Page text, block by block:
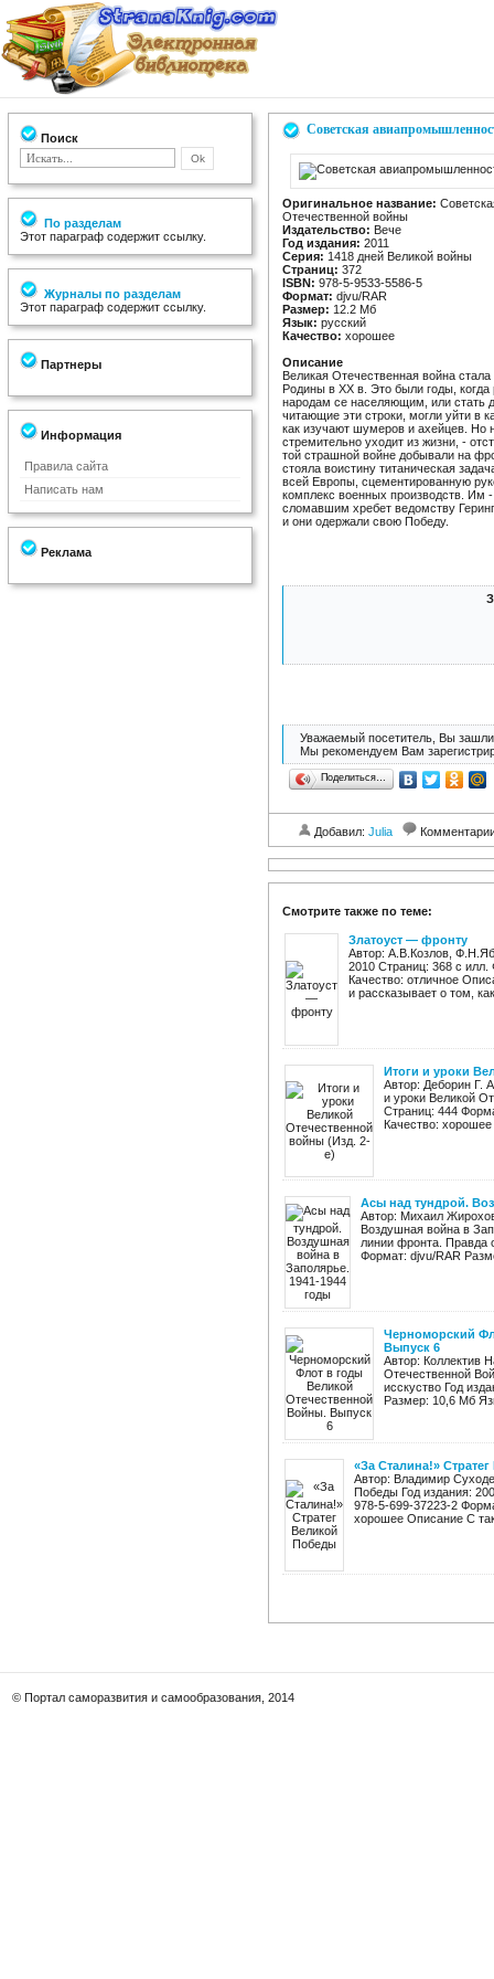
Поиск
По разделам
Этот параграф содержит ссылку.
Журналы по разделам
Этот параграф содержит ссылку.
Партнеры
Информация
Правила сайта
Написать нам
Реклама
Советская
Оригинальное название:
Отечественной войны
Издательство: Вече
Год издания: 2011
Серия: 1418 дней Великой войны
Страниц: 372
ISBN: 978-5-9533-5586-5
Формат: djvu/RAR
Размер: 12.2 Мб
Язык: русский
Качество: хорошее
Описание
Великая Отечественная война
Родины в XX в. Это были годы,
народам се населяющим, или стать
читающие эти строки, могли уйти в
как изучают шумеров и ахейцев. Но
стремительно уходит из жизни, -
той страшной войне добывали на
стояла воистину титаническая
всей Европы, сцементированную
комплекс военных производств. Им
сломавшим хребет ведомству
и они одержали свою Победу.
Уважаемый посетитель, Вы зашли
Мы рекомендуем Вам
Поделиться…
Добавил: Julia
Смотрите также по теме:
Златоуст — фронту
Автор: А.В.Козлов,
2010 Страниц: 368 c
Качество: отличное
и рассказывает о том,
Итоги и уроки
Автор: Деборин Г.
и уроки Великой
Страниц: 444
Качество:
Асы над тундрой.
Автор: Михаил
Воздушная война в
линии фронта. Правда
Формат: djvu/RAR
Черноморский
Выпуск 6
Автор: Коллектив
Отечественной
исскуство Год
Размер: 10,6 Мб
«За Сталина!»
Автор: Владимир
Победы Год издания:
978-5-699-37223-2
хорошее Описание С
© Портал саморазвития и самообразования, 2014